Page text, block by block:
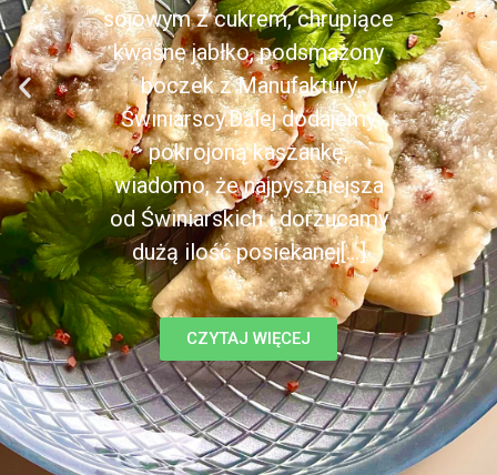
sojowym z cukrem, chrupiące
kwaśne jabłko, podsmażony
boczek z Manufaktury
Świniarscy.Dalej dodajemy
pokrojoną kaszankę,
wiadomo, że najpyszniejsza
od Świniarskich i dorzucamy
dużą ilość posiekanej[...]
CZYTAJ WIĘCEJ